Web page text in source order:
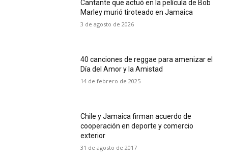
Cantante que actuó en la película de Bob
Marley murió tiroteado en Jamaica
3 de agosto de 2026
40 canciones de reggae para amenizar el
Día del Amor y la Amistad
14 de febrero de 2025
Chile y Jamaica firman acuerdo de
cooperación en deporte y comercio
exterior
31 de agosto de 2017